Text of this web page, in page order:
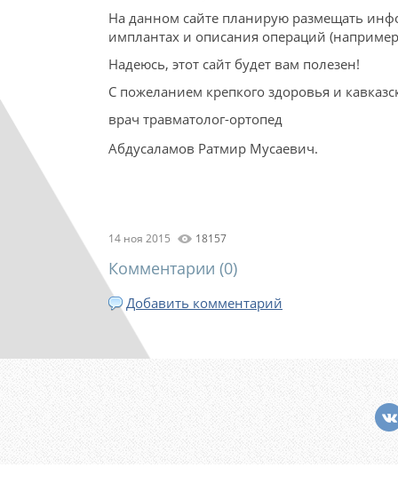
На данном сайте планирую размещать
имплантах и описания операций
Надеюсь, этот сайт будет вам полезен!
С пожеланием крепкого здоровья и
врач травматолог-ортопед
Абдусаламов Ратмир Мусаевич.
14 ноя 2015 18157
Комментарии (0)
Добавить комментарий